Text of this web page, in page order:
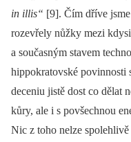
in illis“ [9]. Čím dříve
rozevřely nůžky mezi
a současným stavem
hippokratovské povinnosti
deceniu jistě dost co dělat
kůry, ale i s povšechnou
Nic z toho nelze